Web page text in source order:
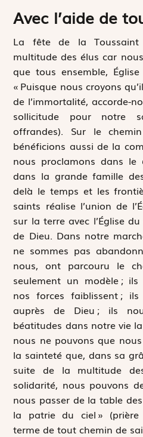
Avec l’aide de
La fête de la
multitude des élus car
que tous ensemble,
« Puisque nous croyons
de l’immortalité, accorde-
sollicitude pour notre
offrandes). Sur le
bénéficions aussi de la
nous proclamons dans le
dans la grande famille
delà le temps et les
saints réalise l’union de
sur la terre avec l’Église
de Dieu. Dans notre
ne sommes pas
nous, ont parcouru le
seulement un modèle ;
nos forces faiblissent ;
auprès de Dieu ; ils
béatitudes dans notre vie
nous ne pouvons que
la sainteté que, dans sa
suite de la multitude
solidarité, nous pouvons
nous passer de la table
la patrie du ciel »
terme de tout chemin de